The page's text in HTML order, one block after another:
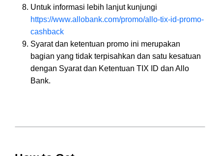
Untuk informasi lebih lanjut kunjungi
https://www.allobank.com/promo/allo-tix-id-promo-
cashback
Syarat dan ketentuan promo ini merupakan
bagian yang tidak terpisahkan dan satu kesatuan
dengan Syarat dan Ketentuan TIX ID dan Allo
Bank.